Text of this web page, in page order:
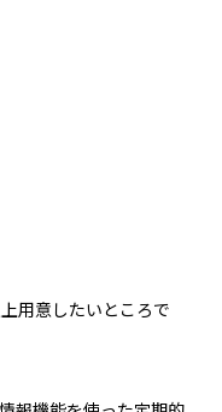
用意したいところで